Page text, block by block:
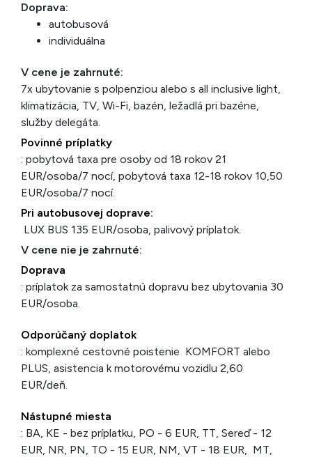
Doprava:
autobusová
individuálna
V cene je zahrnuté:
7x ubytovanie s polpenziou alebo s all inclusive light,
klimatizácia, TV, Wi-Fi, bazén, ležadlá pri bazéne,
služby delegáta.
Povinné príplatky
: pobytová taxa pre osoby od 18 rokov 21
EUR/osoba/7 nocí, pobytová taxa 12-18 rokov 10,50
EUR/osoba/7 nocí.
Pri autobusovej doprave:
LUX BUS 135 EUR/osoba, palivový príplatok.
V cene nie je zahrnuté:
Doprava
: príplatok za samostatnú dopravu bez ubytovania 30
EUR/osoba.
Odporúčaný doplatok
: komplexné cestovné poistenie KOMFORT alebo
PLUS, asistencia k motorovému vozidlu 2,60
EUR/deň.
Nástupné miesta
: BA, KE - bez príplatku, PO - 6 EUR, TT, Sereď - 12
EUR, NR, PN, TO - 15 EUR, NM, VT - 18 EUR, MT,